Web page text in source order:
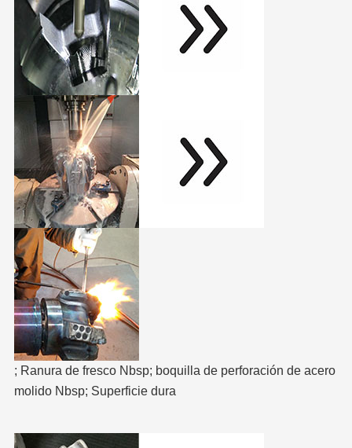
; Ranura de fresco Nbsp; boquilla de perforación de acero
molido Nbsp; Superficie dura